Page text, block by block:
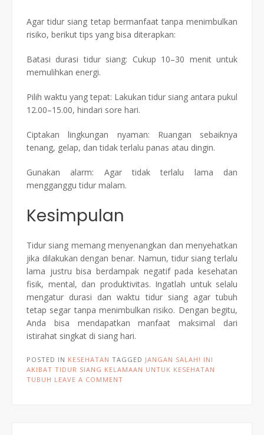
Agar tidur siang tetap bermanfaat tanpa menimbulkan
risiko, berikut tips yang bisa diterapkan:
Batasi durasi tidur siang: Cukup 10–30 menit untuk
memulihkan energi.
Pilih waktu yang tepat: Lakukan tidur siang antara pukul
12.00–15.00, hindari sore hari.
Ciptakan lingkungan nyaman: Ruangan sebaiknya
tenang, gelap, dan tidak terlalu panas atau dingin.
Gunakan alarm: Agar tidak terlalu lama dan
mengganggu tidur malam.
Kesimpulan
Tidur siang memang menyenangkan dan menyehatkan
jika dilakukan dengan benar. Namun, tidur siang terlalu
lama justru bisa berdampak negatif pada kesehatan
fisik, mental, dan produktivitas. Ingatlah untuk selalu
mengatur durasi dan waktu tidur siang agar tubuh
tetap segar tanpa menimbulkan risiko. Dengan begitu,
Anda bisa mendapatkan manfaat maksimal dari
istirahat singkat di siang hari.
POSTED IN KESEHATAN TAGGED JANGAN SALAH! INI
AKIBAT TIDUR SIANG KELAMAAN UNTUK KESEHATAN
TUBUH LEAVE A COMMENT